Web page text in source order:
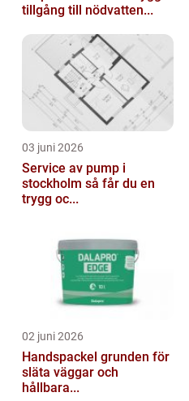
tillgång till nödvatten...
03 juni 2026
Service av pump i
stockholm så får du en
trygg oc...
02 juni 2026
Handspackel grunden för
släta väggar och
hållbara...